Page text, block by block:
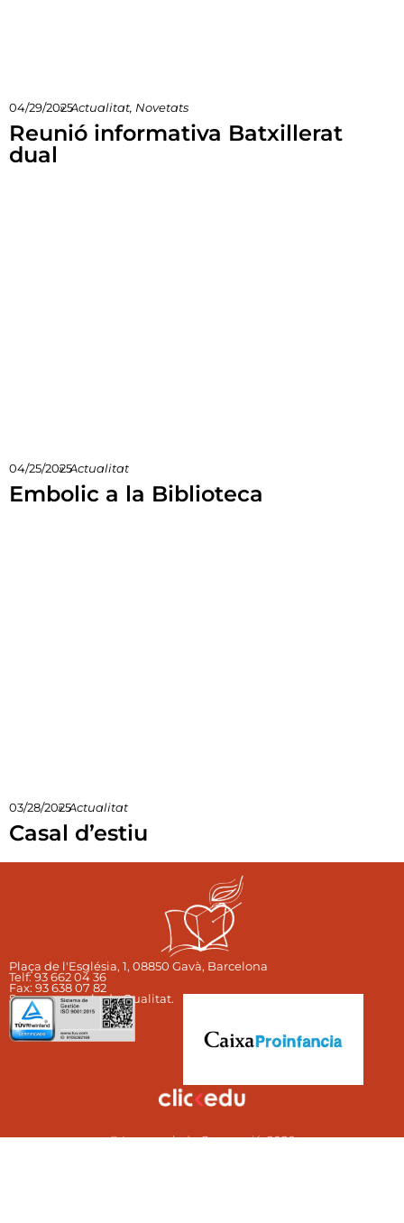
04/29/2025
»Actualitat, Novetats
Reunió informativa Batxillerat
dual
04/25/2025
»Actualitat
Embolic a la Biblioteca
03/28/2025
»Actualitat
Casal d’estiu
Plaça de l'Església, 1, 08850 Gavà, Barcelona
Telf: 93 662 04 36​
Fax: 93 638 07 82 ​
Som una escola de Qualitat.
© Immaculada Concepció, 2026